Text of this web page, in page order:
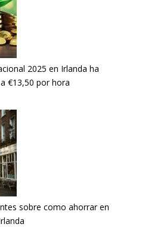
2025 en Irlanda ha
€13,50 por hora
sobre como ahorrar en